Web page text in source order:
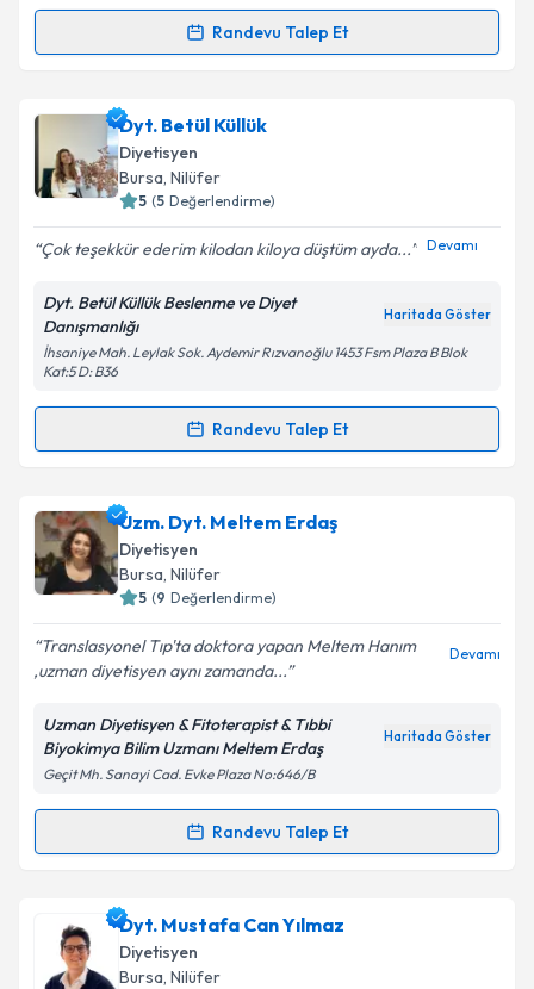
Kişisel verilerimin işlenmesine ilişkinAydınlatma
'ni okudum ve kişisel verilerimin belirtilen
kapsamda işlenmesini kabul ediyorum.
Takvim Talebini Gönder
Randevu Talep Et
Randevu Takvimi Talebi
Dyt. Berre Türkdönmez
oluşturun. Size bu uzmandan randevu almanız için bir
takvim hazırlandığında e-posta ile bilgilendireceğiz.
Kişisel verilerimin işlenmesine ilişkin
Metni'ni okudum ve kişisel verilerimin belirtilen
kapsamda işlenmesini kabul ediyorum.
Takvim Talebini Gönder
Dyt. Betül Küllük
Diyetisyen
Bursa, Nilüfer
5 (5 Değerlendirme)
Çok teşekkür ederim kilodan kiloya düştüm ayda... Devamı
Dyt. Betül Küllük Beslenme ve Diyet
Danışmanlığı
Haritada Göster
İhsaniye Mah. Leylak Sok. Aydemir Rızvanoğlu 1453 Fsm Plaza B Blok
Kat:5 D: B36
Randevu Talep Et
Randevu Takvimi Talebi
Dyt. Betül Küllükiçin randevu takvimi talebi oluşturun.
Size bu uzmandan randevu almanız için bir takvim
hazırlandığında e-posta ile bilgilendireceğiz.
Kişisel verilerimin işlenmesine ilişkin
Aydınlatma
Metni'ni okudum ve kişisel verilerimin belirtilen
kapsamda işlenmesini kabul ediyorum.
Takvim Talebini Gönder
Uzm. Dyt. Meltem Erdaş
Diyetisyen
Bursa, Nilüfer
5 (9 Değerlendirme)
Translasyonel Tıp'ta doktora yapan Meltem Hanım
,uzman diyetisyen aynı zamanda...
Devamı
Uzman Diyetisyen & Fitoterapist & Tıbbi
Biyokimya Bilim Uzmanı Meltem Erdaş
Haritada Göster
Geçit Mh. Sanayi Cad. Evke Plaza No:646/B
Randevu Talep Et
Randevu Takvimi Talebi
Uzm. Dyt. Meltem Erdaşiçin randevu takvimi talebi
oluşturun. Size bu uzmandan randevu almanız için bir
takvim hazırlandığında e-posta ile bilgilendireceğiz.
Dyt. Mustafa Can Yılmaz
Diyetisyen
Bursa, Nilüfer